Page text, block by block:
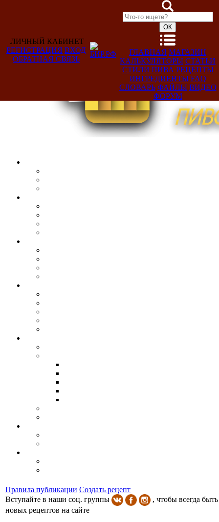
Добро
ЛИЧНЫЙ КАБИНЕТ
РЕГИСТРАЦИЯ ВХОД
ОБРАТНАЯ СВЯЗЬ
ГЛАВНАЯ МАГАЗИН
КАЛЬКУЛЯТОРЫ СТАТЬИ
СТИЛИ ПИВА РЕЦЕПТЫ
ИНГРЕДИЕНТЫ FAQ
СЛОВАРЬ ФАЙЛЫ ВИДЕО
ФОРУМ
Правила публикации Создать рецепт
Вступайте в наши соц. группы
, чтобы всегда
новых рецептов на сайте